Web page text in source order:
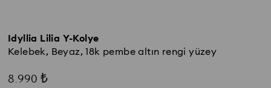
Idyllia Lilia Y-Kolye
Kelebek, Beyaz, 18k pembe altın rengi yüzey
8.990 ₺